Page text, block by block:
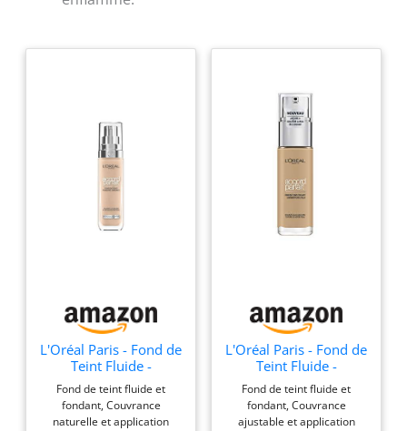
L'Oréal Paris - Fond de
Teint Fluide -
Hydratation 24H -
Formule à l'Acide
Hyaluronique - Tous
Fond de teint fluide et
fondant, Couvrance
naturelle et application
L'Oréal Paris - Fond de
Teint Fluide -
Hydratation 24H -
Formule à l'Acide
Hyaluronique - Tous
Fond de teint fluide et
fondant, Couvrance
ajustable et application